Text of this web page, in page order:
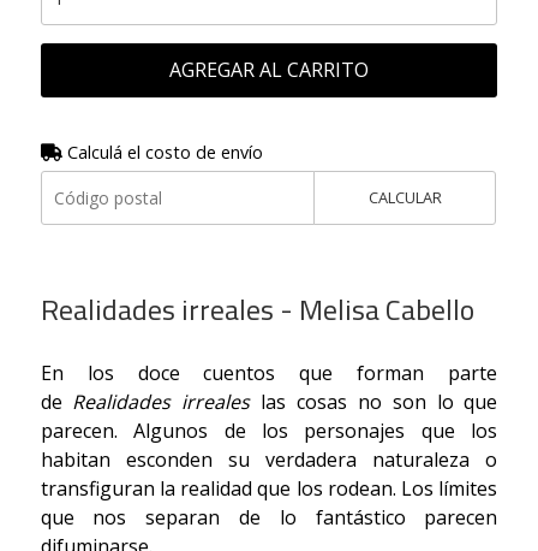
AGREGAR AL CARRITO
Calculá el costo de envío
CALCULAR
Realidades irreales - Melisa Cabello
En los doce cuentos que forman parte
de Realidades irreales las cosas no son lo que
parecen. Algunos de los personajes que los
habitan esconden su verdadera naturaleza o
transfiguran la realidad que los rodean. Los límites
que nos separan de lo fantástico parecen